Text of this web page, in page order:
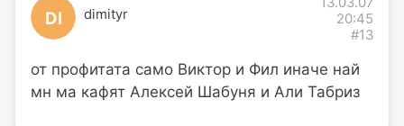
DI dimityr
20:45
#13
от профитата само Виктор и Фил иначе най
мн ма кафят Алексей Шабуня и Али Табриз